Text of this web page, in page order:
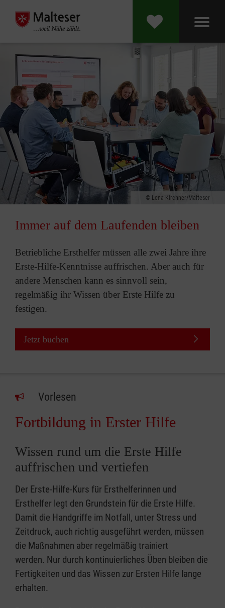
Lena Kirchner/Malteser
Immer auf dem Laufenden bleiben
Betriebliche Ersthelfer müssen alle zwei Jahre ihre
Erste-Hilfe-Kenntnisse auffrischen. Aber auch für
andere Menschen kann es sinnvoll sein,
regelmäßig ihr Wissen über Erste Hilfe zu
festigen.
Jetzt buchen
Vorlesen
Fortbildung in Erster Hilfe
Wissen rund um die Erste Hilfe
auffrischen und vertiefen
Der Erste-Hilfe-Kurs für Ersthelferinnen und
Ersthelfer legt den Grundstein für die Erste Hilfe.
Damit die Handgriffe im Notfall, unter Stress und
Zeitdruck, auch richtig ausgeführt werden, müssen
die Maßnahmen aber regelmäßig trainiert
werden. Nur durch kontinuierliches Üben bleiben die
Fertigkeiten und das Wissen zur Ersten Hilfe lange
erhalten.